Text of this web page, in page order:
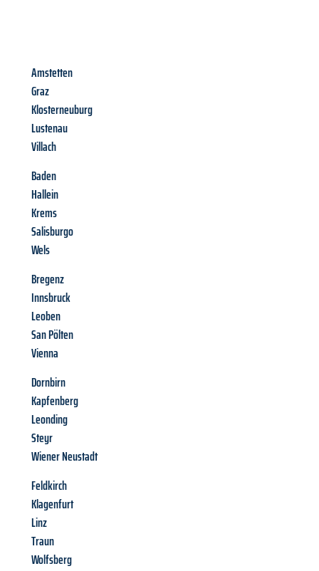
Amstetten
Graz
Klosterneuburg
Lustenau
Villach
Baden
Hallein
Krems
Salisburgo
Wels
Bregenz
Innsbruck
Leoben
San Pölten
Vienna
Dornbirn
Kapfenberg
Leonding
Steyr
Wiener Neustadt
Feldkirch
Klagenfurt
Linz
Traun
Wolfsberg